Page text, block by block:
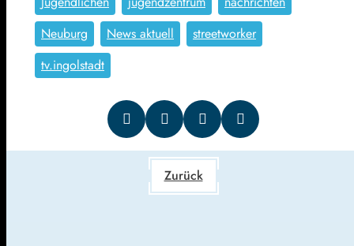
Neuburg
News aktuell
streetworker
tv.ingolstadt
Zurück